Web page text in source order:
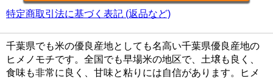
特定商取引法に基づく表記 (返品など)
千葉県でも米の優良産地としても名高い千葉県優良産地の
ヒメノモチです。全国でも早場米の地区で、土壌も良く、
食味も非常に良く、甘味と粘りには自信があります。ヒメ